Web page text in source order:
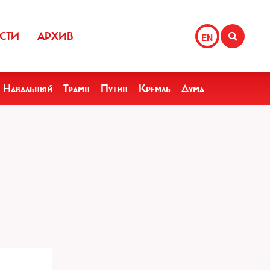
EN
АРХИВ
Навальный Трамп Путин Кремль Дума